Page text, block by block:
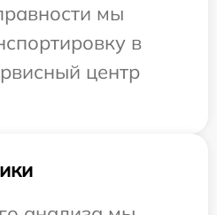
мы
в
центр